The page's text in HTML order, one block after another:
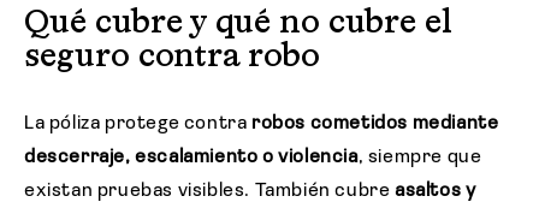
Qué cubre y qué no cubre el
seguro contra robo
La póliza protege contra robos cometidos mediante
descerraje, escalamiento o violencia, siempre que
existan pruebas visibles. También cubreasaltos y